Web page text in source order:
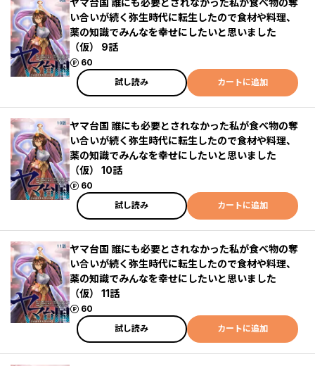
い合いが続く弥生時代に転生したので食材や料理、
薬の知識でみんなを幸せにしたいと思いました
（仮） 9話
60
ポイント
試し読み
カートに追加
ヤマ台国 誰にも必要とされなかった私が食べ物の奪
い合いが続く弥生時代に転生したので食材や料理、
薬の知識でみんなを幸せにしたいと思いました
（仮） 10話
60
ポイント
試し読み
カートに追加
ヤマ台国 誰にも必要とされなかった私が食べ物の奪
い合いが続く弥生時代に転生したので食材や料理、
薬の知識でみんなを幸せにしたいと思いました
（仮） 11話
60
ポイント
試し読み
カートに追加